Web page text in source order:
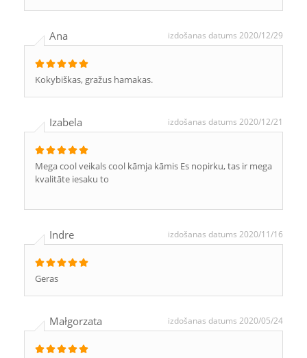
Ana izdošanas datums 2020/12/29
Kokybiškas, gražus hamakas.
Izabela izdošanas datums 2020/12/21
Mega cool veikals cool kāmja kāmis Es nopirku, tas ir mega
kvalitāte iesaku to
Indre izdošanas datums 2020/11/16
Geras
Małgorzata izdošanas datums 2020/05/24